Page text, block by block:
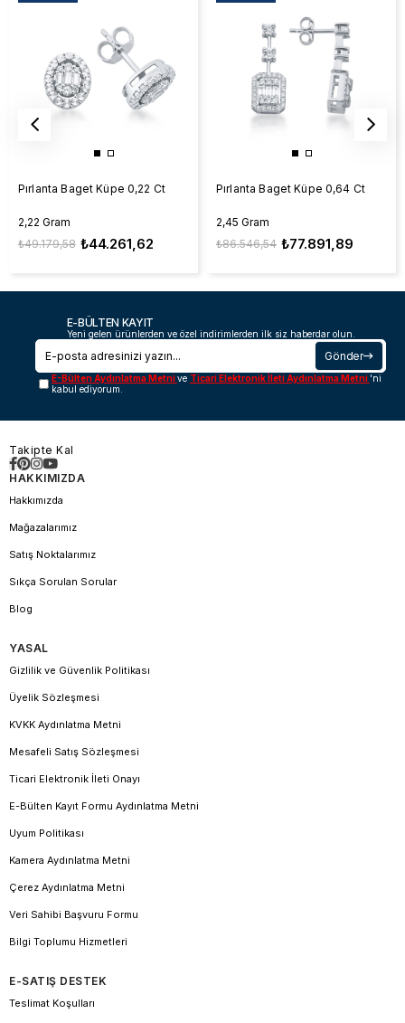
Pırlanta Baget Küpe 0,22 Ct
2,22 Gram
₺44.261,62
₺49.179,58
Pırlanta Baget Küpe 0,64 Ct
2,45 Gram
₺77.891,89
₺86.546,54
E-BÜLTEN KAYIT
Yeni gelen ürünlerden ve özel indirimlerden ilk siz haberdar olun.
Gönder
E-Bülten Aydınlatma Metnive Ticari Elektronik İleti Aydınlatma Metni 'ni
kabul ediyorum.
Takipte Kal
HAKKIMIZDA
Hakkımızda
Mağazalarımız
Satış Noktalarımız
Sıkça Sorulan Sorular
Blog
YASAL
Gizlilik ve Güvenlik Politikası
Üyelik Sözleşmesi
KVKK Aydınlatma Metni
Mesafeli Satış Sözleşmesi
Ticari Elektronik İleti Onayı
E-Bülten Kayıt Formu Aydınlatma Metni
Uyum Politikası
Kamera Aydınlatma Metni
Çerez Aydınlatma Metni
Veri Sahibi Başvuru Formu
Bilgi Toplumu Hizmetleri
E-SATIŞ DESTEK
Teslimat Koşulları